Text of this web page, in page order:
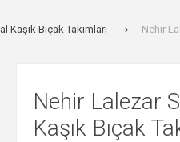
Kaşık Bıçak Takımları Nehir
Nehir Lalezar
Kaşık Bıçak